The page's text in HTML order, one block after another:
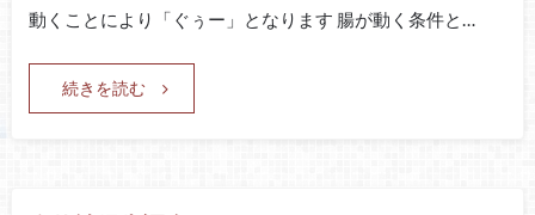
動くことにより「ぐぅー」となります 腸が動く条件と…
続きを読む